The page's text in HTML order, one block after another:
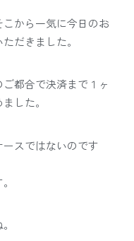
から一気に今日のお
だきました。
都合で決済まで１ヶ
した。
スではないのです